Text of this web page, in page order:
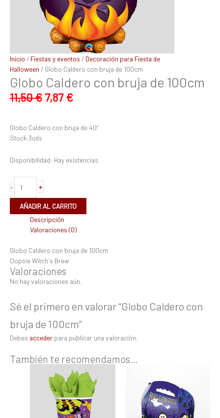
Inicio / Fiestas y eventos / Decoración para Fiesta de
Halloween / Globo Caldero con bruja de 100cm
Globo Caldero con bruja de 100cm
11,50€ 7,87 €
Globo Caldero con bruja de 40″
Stock 3uds
Disponibilidad: Hay existencias
- +
AÑADIR AL CARRITO
Descripción
Valoraciones (0)
Globo Caldero con bruja de 100cm
Oopsie Witch`s Brew
Valoraciones
No hay valoraciones aún.
Sé el primero en valorar “Globo Caldero con
bruja de 100cm”
Debes acceder para publicar una valoración.
También te recomendamos…